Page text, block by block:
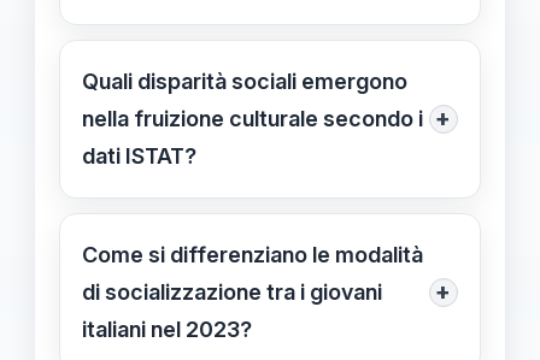
I figli di genitori con istruzione
elevata, come la laurea, partecipano
più attivamente a eventi culturali,
contribuendo a ridurre il divario
Quali disparità sociali emergono
nella fruizione culturale secondo i
dati ISTAT?
+
Le famiglie con risorse limitate investi
meno in attività come cinema e
concerti, perpetuando le
disuguaglianze e creando un divario
Come si differenziano le modalità
di socializzazione tra i giovani
italiani nel 2023?
+